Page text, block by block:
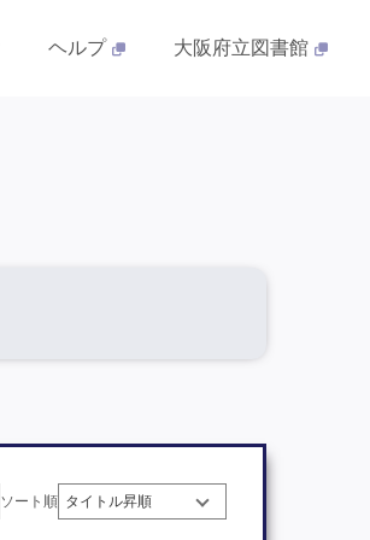
ヘルプ 大阪府立図書館
ソート順